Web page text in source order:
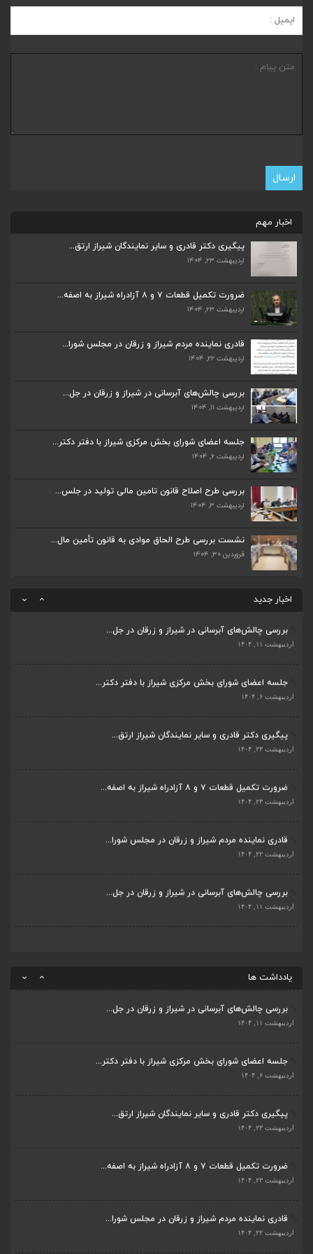
اخبار مهم
پیگیری دکتر قادری و سایر نمایندگان شیراز ارتق...
اردیبهشت ۲۳, ۱۴۰۴
ضرورت تکمیل قطعات ۷ و ۸ آزادراه شیراز به اصفه...
اردیبهشت ۲۳, ۱۴۰۴
قادری نماینده مردم شیراز و زرقان در مجلس شورا...
اردیبهشت ۲۲, ۱۴۰۴
بررسی چالش‌های آبرسانی در شیراز و زرقان در جل...
اردیبهشت ۱۱, ۱۴۰۴
جلسه اعضای شورای بخش مرکزی شیراز با دفتر دکتر...
اردیبهشت ۶, ۱۴۰۴
بررسی طرح اصلاح قانون تامین مالی تولید در جلس...
اردیبهشت ۳, ۱۴۰۴
نشست بررسی طرح الحاق موادی به قانون تأمین مال...
فروردین ۳۰, ۱۴۰۴
اخبار جدید
ضرورت تکمیل قطعات ۷ و ۸ آزادراه شیراز به اصفه...
اردیبهشت ۲۳, ۱۴۰۴
قادری نماینده مردم شیراز و زرقان در مجلس شورا...
بررسی چالش‌های آبرسانی در شیراز و زرقان در جل...
جلسه اعضای شورای بخش مرکزی شیراز با دفتر دکتر...
پیگیری دکتر قادری و سایر نمایندگان شیراز ارتق...
اردیبهشت ۲۳, ۱۴۰۴
ضرورت تکمیل قطعات ۷ و ۸ آزادراه شیراز به اصفه...
اردیبهشت ۲۳, ۱۴۰۴
بررسی چالش‌های آبرسانی در شیراز و زرقان در جل...
اردیبهشت ۱۱, ۱۴۰۴
جلسه اعضای شورای بخش مرکزی شیراز با دفتر دکتر...
اردیبهشت ۶, ۱۴۰۴
پیگیری دکتر قادری و سایر نمایندگان شیراز ارتق...
اردیبهشت ۲۳, ۱۴۰۴
ضرورت تکمیل قطعات ۷ و ۸ آزادراه شیراز به اصفه...
اردیبهشت ۲۳, ۱۴۰۴
قادری نماینده مردم شیراز و زرقان در مجلس شورا...
اردیبهشت ۲۲, ۱۴۰۴
بررسی چالش‌های آبرسانی در شیراز و زرقان در جل...
اردیبهشت ۱۱, ۱۴۰۴
یادداشت ها
ضرورت تکمیل قطعات ۷ و ۸ آزادراه شیراز به اصفه...
قادری نماینده مردم شیراز و زرقان در مجلس شورا...
بررسی چالش‌های آبرسانی در شیراز و زرقان در جل...
جلسه اعضای شورای بخش مرکزی شیراز با دفتر دکتر...
پیگیری دکتر قادری و سایر نمایندگان شیراز ارتق...
ضرورت تکمیل قطعات ۷ و ۸ آزادراه شیراز به اصفه...
بررسی چالش‌های آبرسانی در شیراز و زرقان در جل...
اردیبهشت ۱۱, ۱۴۰۴
جلسه اعضای شورای بخش مرکزی شیراز با دفتر دکتر...
اردیبهشت ۶, ۱۴۰۴
پیگیری دکتر قادری و سایر نمایندگان شیراز ارتق...
اردیبهشت ۲۳, ۱۴۰۴
ضرورت تکمیل قطعات ۷ و ۸ آزادراه شیراز به اصفه...
اردیبهشت ۲۳, ۱۴۰۴
قادری نماینده مردم شیراز و زرقان در مجلس شورا...
اردیبهشت ۲۲, ۱۴۰۴